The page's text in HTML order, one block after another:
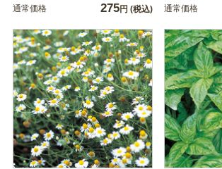
通常価格 275円 (税込) 通常価格